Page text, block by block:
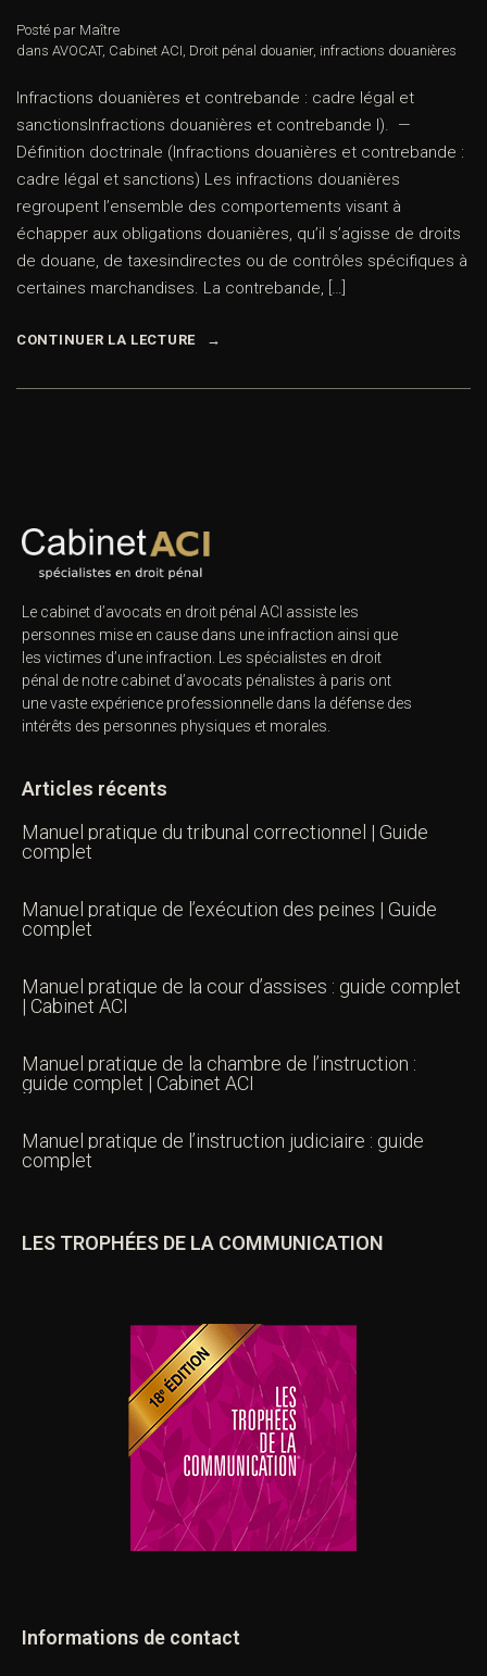
Posté par Maître
dans AVOCAT, Cabinet ACI, Droit pénal douanier, infractions douanières
Infractions douanières et contrebande : cadre légal et
sanctionsInfractions douanières et contrebande I). —
Définition doctrinale (Infractions douanières et contrebande :
cadre légal et sanctions) Les infractions douanières
regroupent l’ensemble des comportements visant à
échapper aux obligations douanières, qu’il s’agisse de droits
de douane, de taxesindirectes ou de contrôles spécifiques à
certaines marchandises. La contrebande, […]
CONTINUER LA LECTURE
Le cabinet d’avocats en droit pénal ACI assiste les
personnes mise en cause dans une infraction ainsi que
les victimes d’une infraction. Les spécialistes en droit
pénal de notre cabinet d’avocats pénalistes à paris ont
une vaste expérience professionnelle dans la défense des
intérêts des personnes physiques et morales.
Articles récents
Manuel pratique du tribunal correctionnel | Guide
complet
Manuel pratique de l’exécution des peines | Guide
complet
Manuel pratique de la cour d’assises : guide complet
| Cabinet ACI
Manuel pratique de la chambre de l’instruction :
guide complet | Cabinet ACI
Manuel pratique de l’instruction judiciaire : guide
complet
LES TROPHÉES DE LA COMMUNICATION
Informations de contact